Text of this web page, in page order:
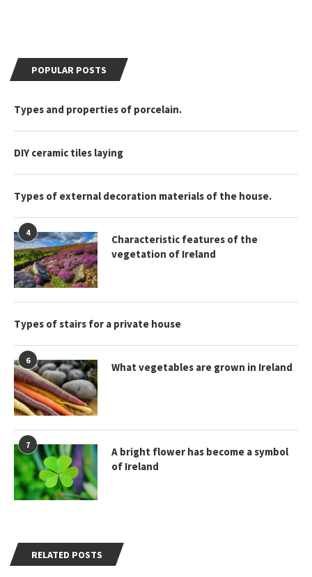
RELATED POSTS
POPULAR POSTS
Types and properties of porcelain.
DIY ceramic tiles laying
Types of external decoration materials of the house.
4
Characteristic features of the
vegetation of Ireland
Types of stairs for a private house
6
What vegetables are grown in Ireland
7
A bright flower has become a symbol
of Ireland